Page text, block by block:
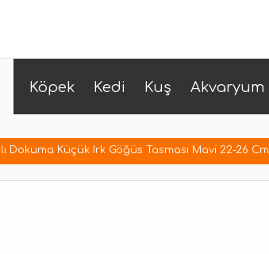
Köpek Kedi Kuş Akvaryum
Dokuma Küçük Irk Göğüs Tasması Mavi 22-26 Cm